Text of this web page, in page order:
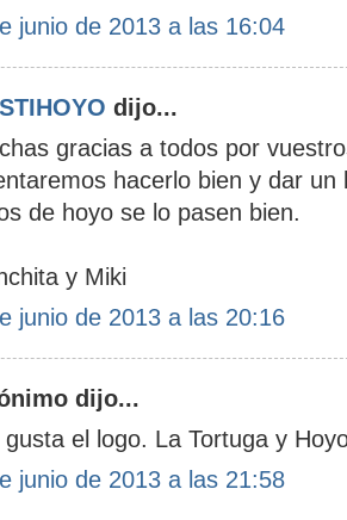
junio de 2013 a las 16:04
dijo...
gracias a todos por
hacerlo bien y dar un
de hoyo se lo pasen bien.
y Miki
junio de 2013 a las 20:16
dijo...
gusta el logo. La Tortuga y
junio de 2013 a las 21:58